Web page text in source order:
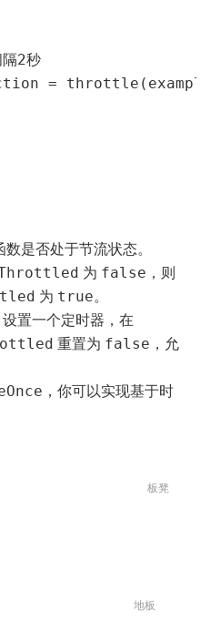
2秒
=
数是否处于节流状态。
为 false ，则
为 true。
设置一个定时器，在
重置为 false ，允
，你可以实现基于时
板凳
地板